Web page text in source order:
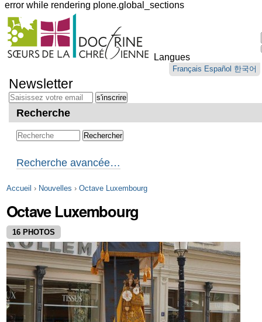
error while rendering plone.global_sections
Outils
personnels
Langues
Français Español 한국어
au
contenu.
Aller
navigation
Newsletter
Recherche
Recherche avancée…
Accueil › Nouvelles › Octave Luxembourg
Octave Luxembourg
16 PHOTOS